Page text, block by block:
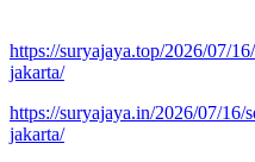
https://suryajaya.top/2026/07/
jakarta/
https://suryajaya.in/2026/07/16/
jakarta/